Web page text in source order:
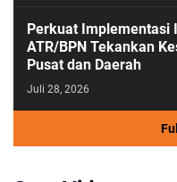
Perkuat Implementasi
ATR/BPN Tekankan
Pusat dan Daerah
Juli 28, 2026